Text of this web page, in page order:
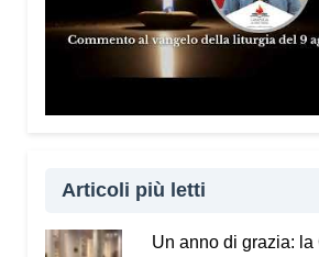
Articoli più letti
Un anno di grazia: la